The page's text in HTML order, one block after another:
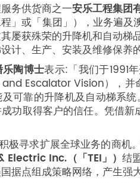
务供货商之一安乐工程集团
」或「集团」），业务遍
屡获殊荣的升降机和自动梯
计、生产、安装及维修保养
陶博士表示:「我们于1991
Escalator Vision），并
可靠的升降机及自动梯系
功取得客户的信任。凭借
极寻求扩展全球业务的商机
Inc.（「TEI」）结
据点组成策略网络，产生强